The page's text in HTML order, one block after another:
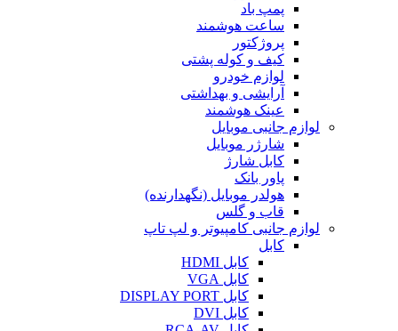
پمپ باد
ساعت هوشمند
پروژکتور
کیف و کوله پشتی
لوازم خودرو
آرایشی و بهداشتی
عینک هوشمند
لوازم جانبی موبایل
شارژر موبایل
کابل شارژ
پاور بانک
هولدر موبایل (نگهدارنده)
قاب و گلس
لوازم جانبی کامپیوتر و لپ تاپ
کابل
کابل HDMI
کابل VGA
کابل DISPLAY PORT
کابل DVI